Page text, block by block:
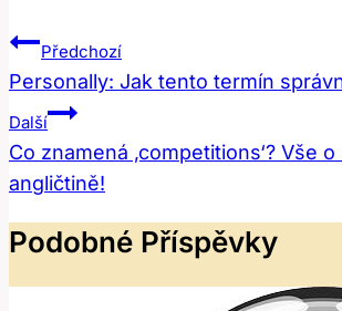
Navigace
Pro
Příspěvek
Předchozí
Personally: Jak tento termín
Další
Co znamená ‚competitions‘? Vše
angličtině!
Podobné Příspěvky